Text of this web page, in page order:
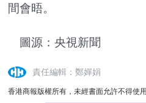
間會晤。
圖源：央視新聞
責任編輯：鄭嬋娟
香港商報版權所有，未經書面允許不得使用